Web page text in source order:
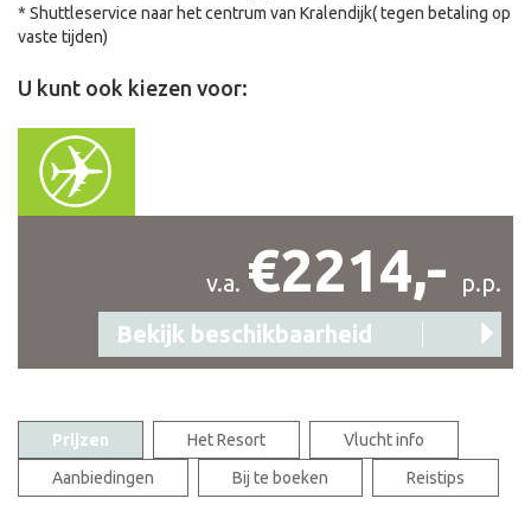
* Shuttleservice naar het centrum van Kralendijk( tegen betaling op
vaste tijden)
U kunt ook kiezen voor:
v.a. €2214,-
p.p.
Bekijk beschikbaarheid
Prijzen Het Resort
Vlucht info
Aanbiedingen
Bij te boeken Reistips